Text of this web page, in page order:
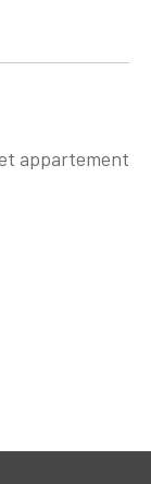
appartement